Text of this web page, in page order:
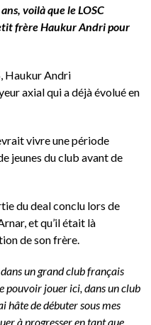
voilà que le LOSC
frère Haukur Andri pour
Haukur Andri
axial qui a déjà évolué en
vivre une période
jeunes du club avant de
du deal conclu lors de
et qu’il était là
de son frère.
un grand club français
pouvoir jouer ici, dans un club
hâte de débuter sous mes
à progresser en tant que